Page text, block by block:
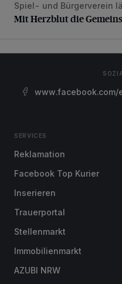
Mit Herzblut die
Spiel- und Bürgerverein
Mit Herzblut die
www.facebook.com/
SERVICES
Reklamation
Facebook Top Kurier
Inserieren
Trauerportal
Stellenmarkt
Immobilienmarkt
AZUBI NRW